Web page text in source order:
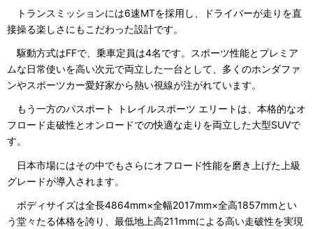
トランスミッションには6速MTを採用し、ドライバーが走りを直
接操る楽しさにもこだわった設計です。
駆動方式はFFで、乗車定員は4名です。スポーツ性能とプレミア
ムな日常使いを高い次元で両立した一台として、多くのホンダファ
ンやスポーツカー愛好家から熱い視線が注がれています。
もう一方のパスポート トレイルスポーツ エリートは、本格的なオ
フロード走破性とオンロードでの快適な走りを両立した大型SUVで
す。
日本市場にはその中でもさらにオフロード性能を磨き上げた上級
グレードが導入されます。
ボディサイズは全長4864mm×全幅2017mm×全高1857mmとい
う堂々たる体格を誇り、最低地上高211mmによる高い走破性を実現